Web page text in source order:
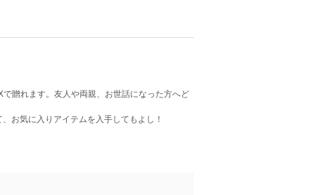
贈れます。友人や両親、お世話になった方へど
お気に入りアイテムを入手してもよし！